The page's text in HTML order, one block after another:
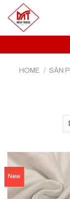
content
HOME / SẢN
New